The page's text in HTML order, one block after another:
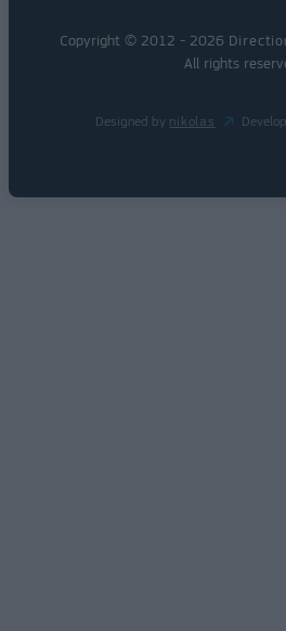
Copyright © 2012 - 2026
All rights
Designed by nikolas